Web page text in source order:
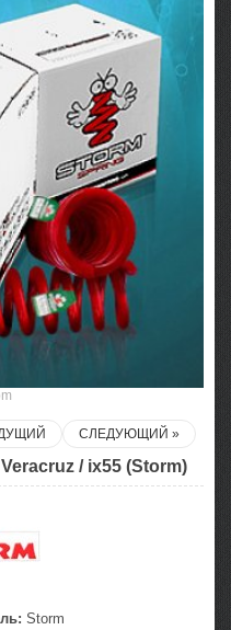
СЛЕДУЮЩИЙ »
/ ix55 (Storm)
Storm